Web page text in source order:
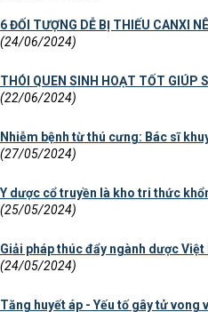
6 ĐỐI TƯỢNG DỄ BỊ THIẾU CANXI
(24/06/2024)
THÓI QUEN SINH HOẠT TỐT GIÚP
(22/06/2024)
Nhiễm bệnh từ thú cưng: Bác sĩ
(27/05/2024)
Y dược cổ truyền là kho tri thức
(25/05/2024)
Giải pháp thúc đẩy ngành dược
(24/05/2024)
Tăng huyết áp - Yếu tố gây tử